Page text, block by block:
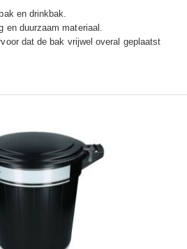
en drinkbak.
en duurzaam materiaal.
dat de bak vrijwel overal geplaatst